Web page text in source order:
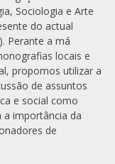
Sociologia e Arte
do actual
Perante a má
locais e
propomos utilizar a
de assuntos
e social como
a importância da
de